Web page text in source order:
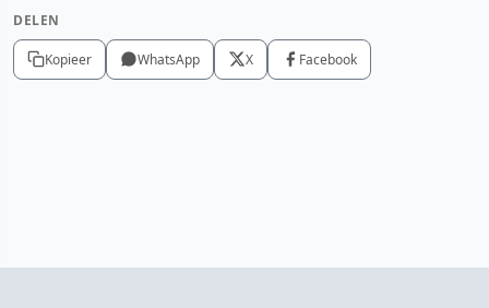
DELEN
Kopieer WhatsApp X Facebook